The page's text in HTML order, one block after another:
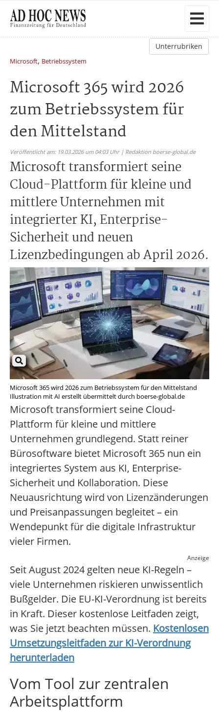
Unterrubriken
Microsoft, Betriebssystem
Microsoft 365 wird 2026
zum Betriebssystem für
den Mittelstand
Veröffentlicht am: 19.03.2026 um 04:03 Uhr | Redaktion boerse-global.de
Microsoft transformiert seine
Cloud-Plattform für kleine und
mittlere Unternehmen mit
integrierter KI, Enterprise-
Sicherheit und neuen
Lizenzbedingungen ab April 2026.
Microsoft 365 wird 2026 zum Betriebssystem für den Mittelstand
Illustration mit AI erstellt übermittelt durch boerse-global.de
Microsoft transformiert seine Cloud-
Plattform für kleine und mittlere
Unternehmen grundlegend. Statt reiner
Bürosoftware bietet Microsoft 365 nun ein
integriertes System aus KI, Enterprise-
Sicherheit und Kollaboration. Diese
Neuausrichtung wird von Lizenzänderungen
und Preisanpassungen begleitet – ein
Wendepunkt für die digitale Infrastruktur
vieler Firmen.
Anzeige
Seit August 2024 gelten neue KI-Regeln –
viele Unternehmen riskieren unwissentlich
Bußgelder. Die EU-KI-Verordnung ist bereits
in Kraft. Dieser kostenlose Leitfaden zeigt,
was Sie jetzt beachten müssen. Kostenlosen
Umsetzungsleitfaden zur KI-Verordnung
herunterladen
Vom Tool zur zentralen
Arbeitsplattform